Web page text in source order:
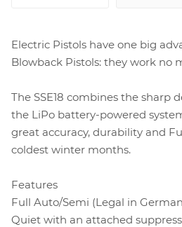
Electric Pistols have one big
Blowback Pistols: they work no
The SSE18 combines the sharp
the LiPo battery-powered
great accuracy, durability and
coldest winter months.
Features
Full Auto/Semi (Legal in
Quiet with an attached